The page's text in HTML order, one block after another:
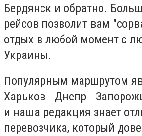
Бердянск и обратно.
рейсов позволит вам
отдых в любой момент с
Украины.
Популярным маршрутом
Харьков - Днепр -
и наша редакция знает
перевозчика, который